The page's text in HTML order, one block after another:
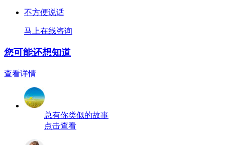
不方便说话
马上在线咨询
您可能还想知道
查看详情
总有你类似的故事
点击查看